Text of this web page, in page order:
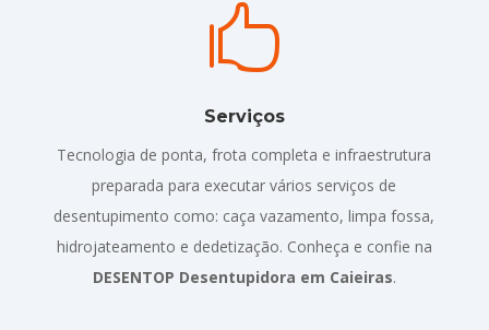

Serviços
Tecnologia de ponta, frota completa e infraestrutura
preparada para executar vários serviços de
desentupimento como: caça vazamento, limpa fossa,
hidrojateamento e dedetização. Conheça e confie na
DESENTOP Desentupidora em Caieiras.